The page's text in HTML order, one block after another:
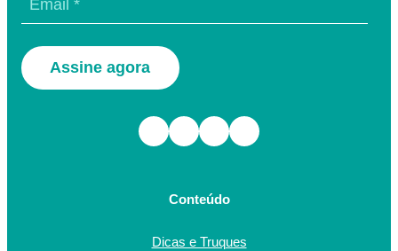
Assine agora
Facebook Instagram TikTok Youtube
Conteúdo
Dicas e Truques